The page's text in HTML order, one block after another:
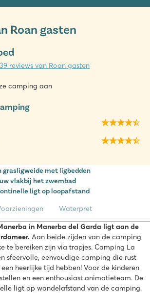
Roan gasten
reviews van Roan gasten
camping aan
grasligweide met ligbedden
vlakbij het zwembad
ligt op loopafstand
Waterpret
in Manerba del Garda ligt aan de
Aan beide zijden van de camping
te bereiken zijn via trapjes. Camping La
sfeervolle, eenvoudige camping die rust
heerlijke tijd hebben! Voor de kinderen
en een enthousiast animatieteam. De
ligt op wandelafstand van de camping.